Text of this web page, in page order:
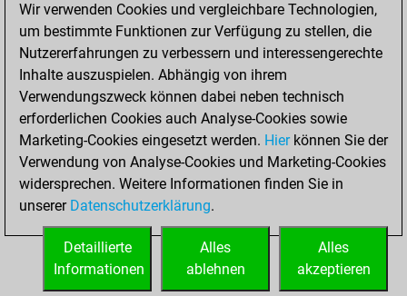
Bauernopfer
0
Matt auf vollem Brett
0
Bauer setzt Matt
Erstickte Matts
Unterverwandlungen
0
Türme auf der siebten
0
STARTSEITE
Wir verwenden Cookies und vergleichbare Technologien,
um bestimmte Funktionen zur Verfügung zu stellen, die
Nutzererfahrungen zu verbessern und interessengerechte
Inhalte auszuspielen. Abhängig von ihrem
Verwendungszweck können dabei neben technisch
erforderlichen Cookies auch Analyse-Cookies sowie
Marketing-Cookies eingesetzt werden. Hierkönnen Sie der
Verwendung von Analyse-Cookies und Marketing-Cookies
widersprechen. Weitere Informationen finden Sie in
unserer Datenschutzerklärung.
Alles
akzeptieren
Alles
ablehnen
Detaillierte
Informationen